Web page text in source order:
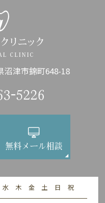
津市錦町648-18
5226
無料メール相談
水 木 金 土 日 祝